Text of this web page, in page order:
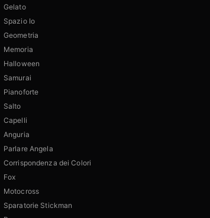
Gelato
Spazio Io
Geometria
Memoria
Halloween
Samurai
Pianoforte
Salto
Capelli
Anguria
Parlare Angela
Corrispondenza dei Colori
Fox
Motocross
Sparatorie Stickman